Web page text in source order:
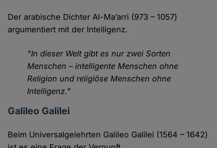
Der arabische Dichter Al-Ma’arri (973 – 1057)
argumentiert mit der Intelligenz.
"In dieser Welt gibt es nur zwei Sorten
Menschen – intelligente Menschen ohne
Religion und religiöse Menschen ohne
Intelligenz."
Galileo Galilei
Beim Universalgelehrten Galileo Galilei (1564 – 1642)